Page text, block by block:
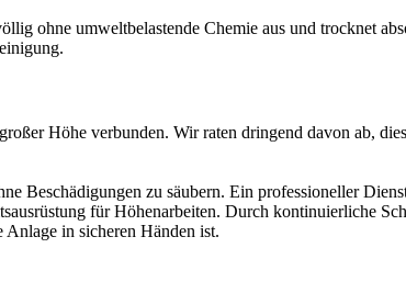
ohne umweltbelastende Chemie aus und trocknet
Höhe verbunden. Wir raten dringend davon ab,
Beschädigungen zu säubern. Ein professioneller
für Höhenarbeiten. Durch kontinuierliche
in sicheren Händen ist.